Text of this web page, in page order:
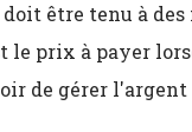
être tenu à des
le prix à payer
de gérer l'argent